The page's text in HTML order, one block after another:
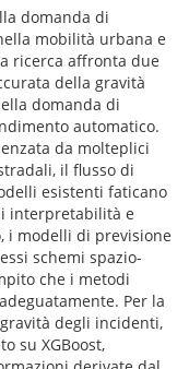
domanda di
mobilità urbana e
ricerca affronta due
della gravità
domanda di
automatico.
da molteplici
il flusso di
esistenti faticano
interpretabilità e
i modelli di previsione
schemi spazio-
che i metodi
Per la
degli incidenti,
su XGBoost,